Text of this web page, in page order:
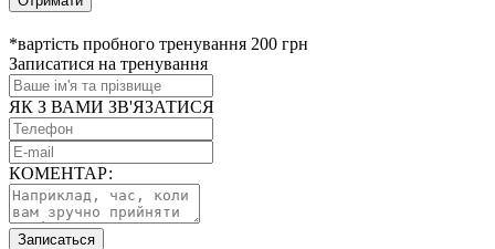
*вартість пробного тренування 200 грн
Записатися на тренування
ЯК З ВАМИ ЗВ'ЯЗАТИСЯ
КОМЕНТАР:
Записаться